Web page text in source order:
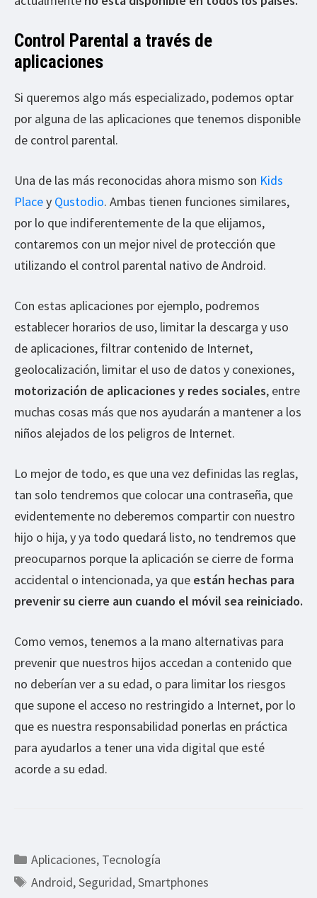
Control Parental a través de
aplicaciones
Si queremos algo más especializado, podemos optar
por alguna de las aplicaciones que tenemos disponible
de control parental.
Una de las más reconocidas ahora mismo son Kids
Placey Qustodio. Ambas tienen funciones similares,
por lo que indiferentemente de la que elijamos,
contaremos con un mejor nivel de protección que
utilizando el control parental nativo de Android.
Con estas aplicaciones por ejemplo, podremos
establecer horarios de uso, limitar la descarga y uso
de aplicaciones, filtrar contenido de Internet,
geolocalización, limitar el uso de datos y conexiones,
motorización de aplicaciones y redes sociales, entre
muchas cosas más que nos ayudarán a mantener a los
niños alejados de los peligros de Internet.
Lo mejor de todo, es que una vez definidas las reglas,
tan solo tendremos que colocar una contraseña, que
evidentemente no deberemos compartir con nuestro
hijo o hija, y ya todo quedará listo, no tendremos que
preocuparnos porque la aplicación se cierre de forma
accidental o intencionada, ya que están hechas para
prevenir su cierre aun cuando el móvil sea reiniciado.
Como vemos, tenemos a la mano alternativas para
prevenir que nuestros hijos accedan a contenido que
no deberían ver a su edad, o para limitar los riesgos
que supone el acceso no restringido a Internet, por lo
que es nuestra responsabilidad ponerlas en práctica
para ayudarlos a tener una vida digital que esté
acorde a su edad.
Categorías
Aplicaciones, Tecnología
Etiquetas
Android,Seguridad,Smartphones